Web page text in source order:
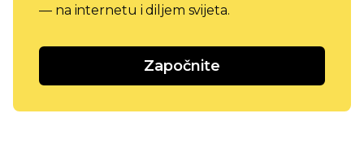
— na internetu i diljem svijeta.
Započnite